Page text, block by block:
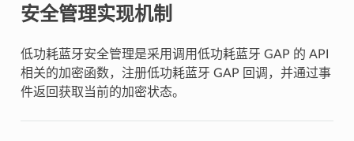
安全管理实现机制
低功耗蓝牙安全管理是采用调用低功耗蓝牙 GAP 的 API
相关的加密函数，注册低功耗蓝牙 GAP 回调，并通过事
件返回获取当前的加密状态。